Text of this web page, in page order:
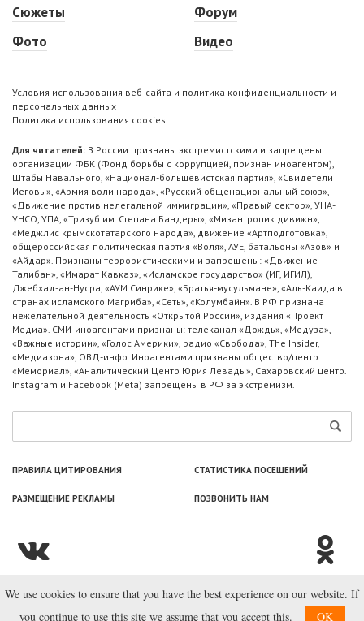
Сюжеты
Фото
Форум
Видео
Условия использования веб-сайта и политика конфиденциальности и
персональных данных
Политика использования cookies
Для читателей: В России признаны экстремистскими и запрещены
организации ФБК (Фонд борьбы с коррупцией, признан иноагентом),
Штабы Навального, «Национал-большевистская партия», «Свидетели
Иеговы», «Армия воли народа», «Русский общенациональный союз»,
«Движение против нелегальной иммиграции», «Правый сектор», УНА-
УНСО, УПА, «Тризуб им. Степана Бандеры», «Мизантропик дивижн»,
«Меджлис крымскотатарского народа», движение «Артподготовка»,
общероссийская политическая партия «Воля», АУЕ, батальоны «Азов» и
«Айдар». Признаны террористическими и запрещены: «Движение
Талибан», «Имарат Кавказ», «Исламское государство» (ИГ, ИГИЛ),
Джебхад-ан-Нусра, «АУМ Синрике», «Братья-мусульмане», «Аль-Каида в
странах исламского Магриба», «Сеть», «Колумбайн». В РФ признана
нежелательной деятельность «Открытой России», издания «Проект
Медиа». СМИ-иноагентами признаны: телеканал «Дождь», «Медуза»,
«Важные истории», «Голос Америки», радио «Свобода», The Insider,
«Медиазона», ОВД-инфо. Иноагентами признаны общество/центр
«Мемориал», «Аналитический Центр Юрия Левады», Сахаровский центр.
Instagram и Facebook (Metа) запрещены в РФ за экстремизм.
ПРАВИЛА ЦИТИРОВАНИЯ СТАТИСТИКА ПОСЕЩЕНИЙ
РАЗМЕЩЕНИЕ РЕКЛАМЫ ПОЗВОНИТЬ НАМ
© ООО «Лаборатория Новоcтей», 2003—2026.
We use cookies to ensure that you have the best experience on our website. If
you continue to use this site we assume that you accept this.
OK